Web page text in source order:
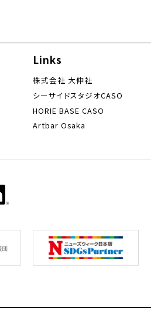
Links
株式会社 大伸社
シーサイドスタジオCASO
HORIE BASE CASO
Artbar Osaka